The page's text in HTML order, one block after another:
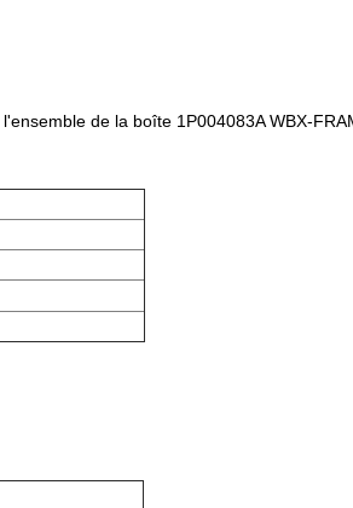
de la boîte 1P004083A WBX-